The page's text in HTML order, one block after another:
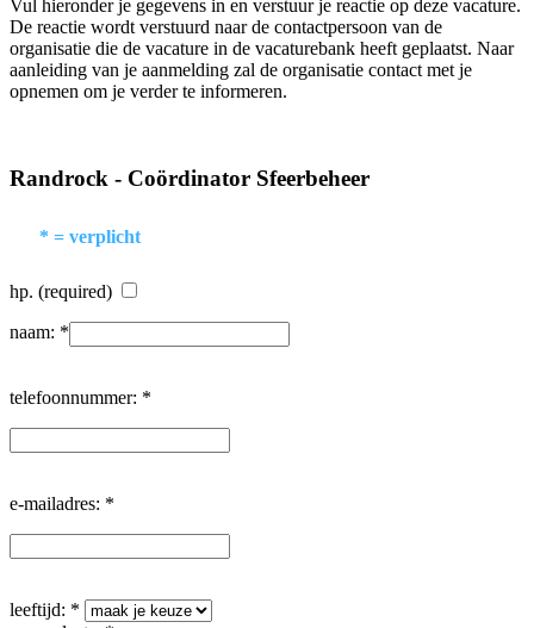
Vul hieronder je gegevens in en verstuur je reactie op deze vacature.
De reactie wordt verstuurd naar de contactpersoon van de
organisatie die de vacature in de vacaturebank heeft geplaatst. Naar
aanleiding van je aanmelding zal de organisatie contact met je
opnemen om je verder te informeren.
Randrock - Coördinator Sfeerbeheer
* = verplicht
hp. (required)
naam: *
telefoonnummer: *
e-mailadres: *
leeftijd: *